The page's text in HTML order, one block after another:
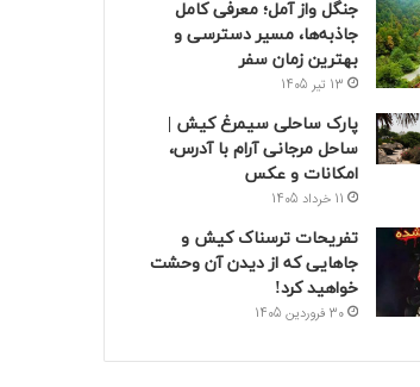
جنگل واز آمل؛ معرفی کامل
جاذبه‌ها، مسیر دسترسی و
بهترین زمان سفر
13 تیر 1405
پارک ساحلی سیمرغ کیش |
ساحل مرجانی آرام با آدرس،
امکانات و عکس
11 خرداد 1405
تفریحات ترسناک کیش و
جاهایی که از دیدن آن وحشت
خواهید کرد!
30 فروردین 1405